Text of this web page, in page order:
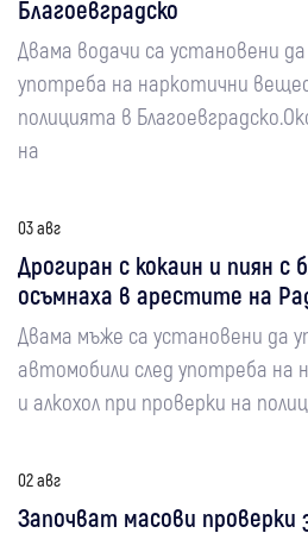
Благоевградско
Двама водачи са установени
употреба на наркотични
полицията в
на
03 авг
Дрогиран с кокаин и пиян с
осъмнаха в арестите на
Двама мъже са установени да
автомобили след употреба
и алкохол при проверки на
02 авг
Започват масови проверки